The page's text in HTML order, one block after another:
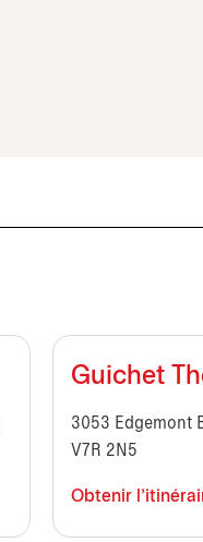
Guichet
3053 Edgemont
V7R 2N5
Obtenir